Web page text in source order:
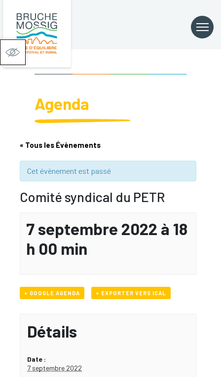
Ouvrir la barre d’outils
Agenda
« Tous les Évènements
Cet évènement est passé
Comité syndical du PETR
7 septembre 2022 à 18
h 00 min
+ GOOGLE AGENDA + EXPORTER VERS ICAL
Détails
Date :
7 septembre 2022